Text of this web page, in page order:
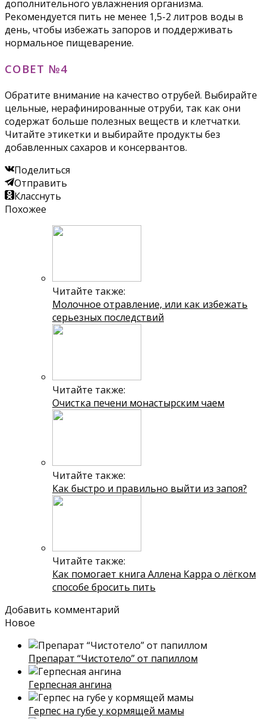
дополнительного увлажнения организма.
Рекомендуется пить не менее 1,5-2 литров воды в
день, чтобы избежать запоров и поддерживать
нормальное пищеварение.
СОВЕТ №4
Обратите внимание на качество отрубей. Выбирайте
цельные, нерафинированные отруби, так как они
содержат больше полезных веществ и клетчатки.
Читайте этикетки и выбирайте продукты без
добавленных сахаров и консервантов.
Поделиться
Отправить
Класснуть
Похожее
Читайте также:
Молочное отравление, или как избежать
серьезных последствий
Читайте также:
Очистка печени монастырским чаем
Читайте также:
Как быстро и правильно выйти из запоя?
Читайте также:
Как помогает книга Аллена Карра о лёгком
способе бросить пить
Добавить комментарий
Новое
Препарат “Чистотело” от папиллом
Герпесная ангина
Герпес на губе у кормящей мамы